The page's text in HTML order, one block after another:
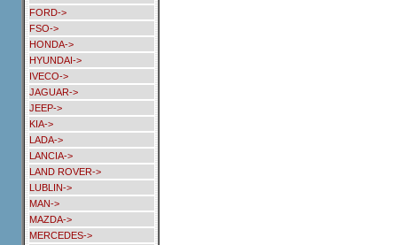
FORD->
FSO->
HONDA->
HYUNDAI->
IVECO->
JAGUAR->
JEEP->
KIA->
LADA->
LANCIA->
LAND ROVER->
LUBLIN->
MAN->
MAZDA->
MERCEDES->